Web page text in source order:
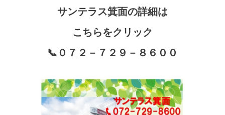
サンテラス箕面の詳細は
こちらをクリック
📞０７２－７２９－８６００